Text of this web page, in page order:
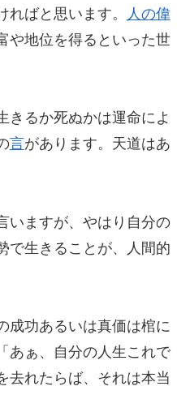
ばと思います。
人の偉
や地位を得るといった世
きるか死ぬかは運命によ
言があります。天道はあ
いますが、やはり自分の
で生きることが、人間的
成功あるいは真価は棺に
あぁ、自分の人生これで
去れたらば、それは本当